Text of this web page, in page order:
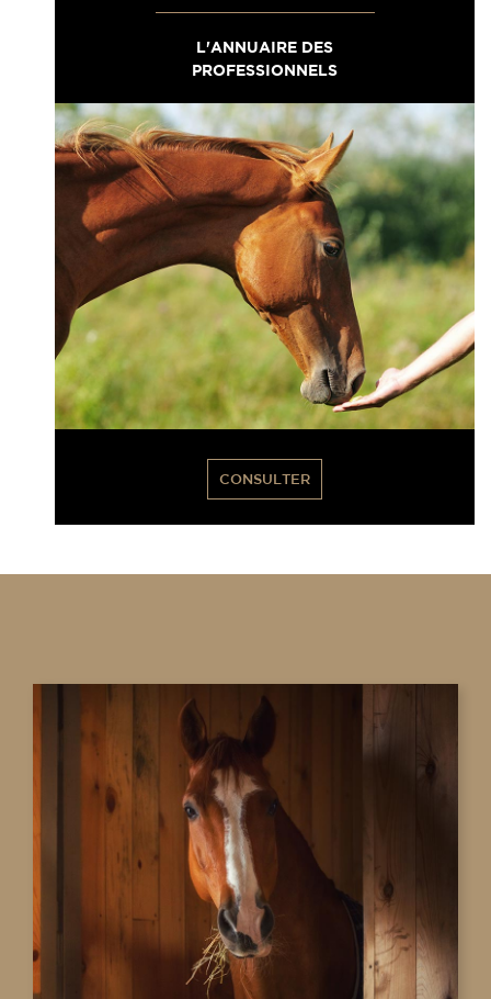
L'ANNUAIRE DES
PROFESSIONNELS
CONSULTER